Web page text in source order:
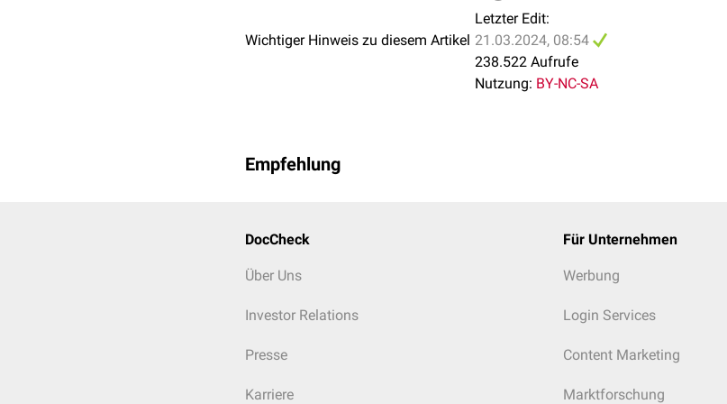
Wichtiger Hinweis zu diesem Artikel
Letzter Edit:
21.03.2024, 08:54
238.522 Aufrufe
Nutzung: BY-NC-SA
Empfehlung
DocCheck
Über Uns
Investor Relations
Presse
Karriere
Für Unternehmen
Werbung
Login Services
Content Marketing
Marktforschung